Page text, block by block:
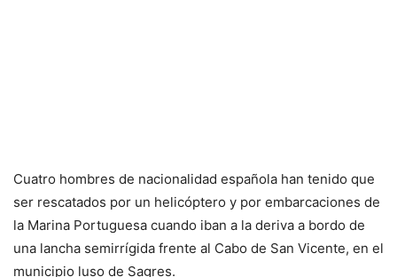
Cuatro hombres de nacionalidad española han tenido que
ser rescatados por un helicóptero y por embarcaciones de
la Marina Portuguesa cuando iban a la deriva a bordo de
una lancha semirrígida frente al Cabo de San Vicente, en el
municipio luso de Sagres.